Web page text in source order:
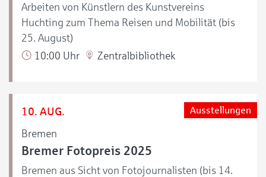
Arbeiten von Künstlern des Kunstvereins
Huchting zum Thema Reisen und Mobilität (bis
25. August)
10:00 Uhr
Zentralbibliothek
10. AUG.
Bremen
Ausstellungen
Bremer Fotopreis 2025
Bremen aus Sicht von Fotojournalisten (bis 14.